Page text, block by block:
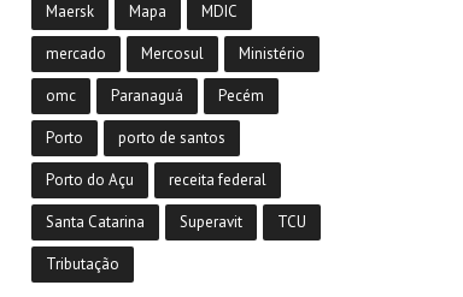
Maersk Mapa MDIC
mercado Mercosul Ministério
omc Paranaguá Pecém
Porto porto de santos
Porto do Açu receita federal
Santa Catarina Superavit TCU
Tributação